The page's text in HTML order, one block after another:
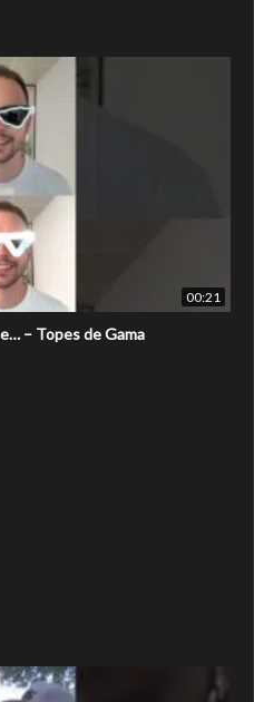
00:21
– Topes de Gama